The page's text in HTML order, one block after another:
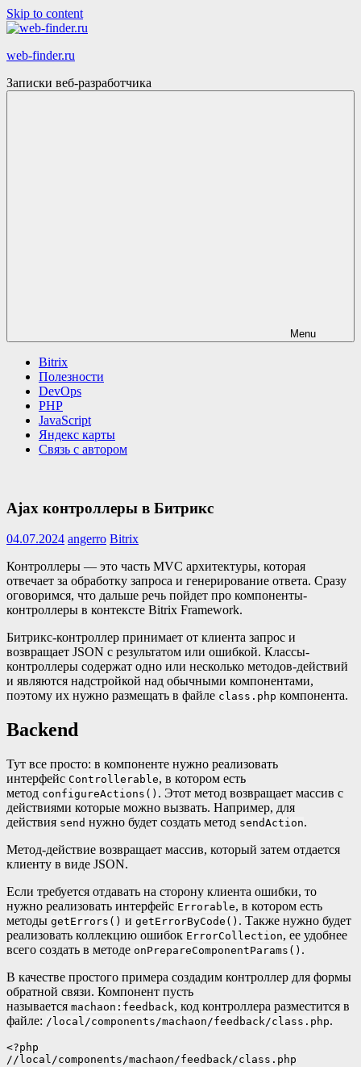
Skip to content
web-finder.ru
Записки веб-разработчика
Menu
Bitrix
Полезности
DevOps
PHP
JavaScript
Яндекс карты
Связь с автором
Ajax контроллеры в Битрикс
04.07.2024 angerro Bitrix
Контроллеры — это часть MVC архитектуры, которая
отвечает за обработку запроса и генерирование ответа. Сразу
оговоримся, что дальше речь пойдет про компоненты-
контроллеры в контексте Bitrix Framework.
Битрикс-контроллер принимает от клиента запрос и
возвращает JSON с результатом или ошибкой. Классы-
контроллеры содержат одно или несколько методов-действий
и являются надстройкой над обычными компонентами,
поэтому их нужно размещать в файле class.php компонента.
Backend
Тут все просто: в компоненте нужно реализовать
интерфейс Controllerable, в котором есть
метод configureActions() . Этот метод возвращает массив с
действиями которые можно вызвать. Например, для
действия send нужно будет создать метод sendAction.
Метод-действие возвращает массив, который затем отдается
клиенту в виде JSON.
Если требуется отдавать на сторону клиента ошибки, то
нужно реализовать интерфейс Errorable, в котором есть
методы getErrors() и getErrorByCode() . Также нужно будет
реализовать коллекцию ошибок ErrorCollection, ее удобнее
всего создать в методе onPrepareComponentParams() .
В качестве простого примера создадим контроллер для формы
обратной связи. Компонент пусть
называется machaon:feedback, код контроллера разместится в
файле: /local/components/machaon/feedback/class.php.
<?php
//local/components/machaon/feedback/class.php